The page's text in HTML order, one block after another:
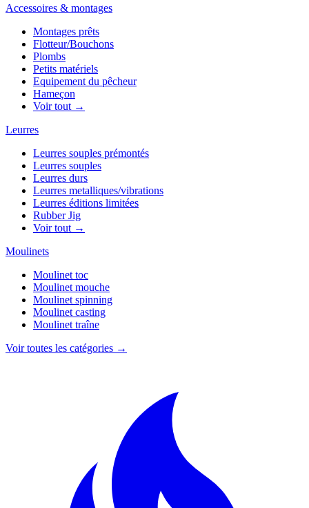
Accessoires & montages
Montages prêts
Flotteur/Bouchons
Plombs
Petits matériels
Equipement du pêcheur
Hameçon
Voir tout →
Leurres
Leurres souples prémontés
Leurres souples
Leurres durs
Leurres metalliques/vibrations
Leurres éditions limitées
Rubber Jig
Voir tout →
Moulinets
Moulinet toc
Moulinet mouche
Moulinet spinning
Moulinet casting
Moulinet traîne
Voir toutes les catégories →